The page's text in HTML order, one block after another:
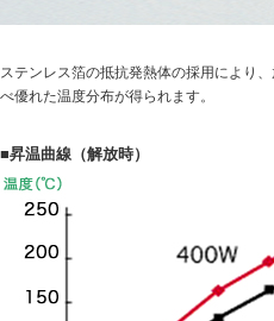
ステンレス箔の抵抗発熱体の採用により
べ優れた温度分布が得られます。
■昇温曲線（解放時）